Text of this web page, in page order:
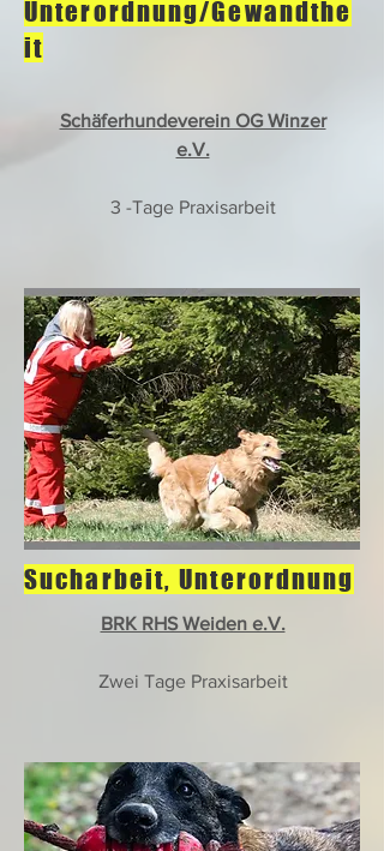
Unterordnung/Gewandthe
it
Schäferhundeverein OG Winzer
e.V.
3 -Tage Praxisarbeit
Sucharbeit, Unterordnung
BRK RHS Weiden e.V.
Zwei Tage Praxisarbeit